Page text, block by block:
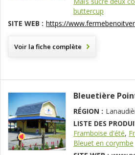
buttercup
SITE WEB : https://
Voir la fiche complète
Bleuetière
RÉGION :
LISTE DES
Framboise d'été,
Bleuet en corymbe